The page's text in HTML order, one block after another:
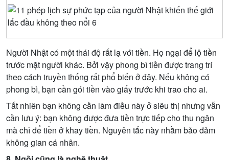
Người Nhật có một thái độ rất lạ với tiền. Họ ngại để lộ tiền
trước mặt người khác. Bởi vậy phong bì tiền được trang trí
theo cách truyền thống rất phổ biến ở đây. Nếu không có
phong bì, bạn cần gói tiền vào giấy trước khi trao cho ai.
Tất nhiên bạn không cần làm điều này ở siêu thị nhưng vẫn
cần lưu ý: bạn không được đưa tiền trực tiếp cho thu ngân
mà chỉ để tiền ở khay tiền. Nguyên tắc này nhằm bảo đảm
không gian cá nhân.